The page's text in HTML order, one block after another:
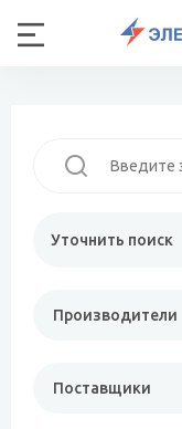
Уточнить поиск
Производители
Поставщики